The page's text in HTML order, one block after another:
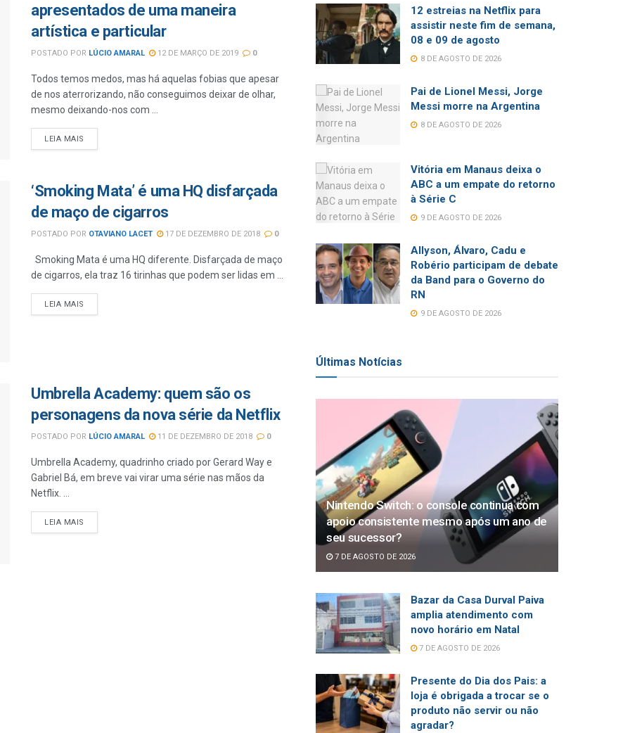
apresentados de uma maneira
artística e particular
POSTADO POR LÚCIO AMARAL 12 DE MARÇO DE 2019 0
Todos temos medos, mas há aquelas fobias que apesar
de nos aterrorizando, não conseguimos deixar de olhar,
mesmo deixando-nos com ...
LEIA MAIS
‘Smoking Mata’ é uma HQ disfarçada
de maço de cigarros
POSTADO POR OTAVIANO LACET 17 DE DEZEMBRO DE 2018 0
Smoking Mata é uma HQ diferente. Disfarçada de maço
de cigarros, ela traz 16 tirinhas que podem ser lidas em ...
LEIA MAIS
Umbrella Academy: quem são os
personagens da nova série da Netflix
POSTADO POR LÚCIO AMARAL 11 DE DEZEMBRO DE 2018 0
Umbrella Academy, quadrinho criado por Gerard Way e
Gabriel Bá, em breve vai virar uma série nas mãos da
Netflix. ...
LEIA MAIS
12 estreias na Netflix para
assistir neste fim de semana,
08 e 09 de agosto
8 DE AGOSTO DE 2026
Pai de Lionel Messi, Jorge
Messi morre na Argentina
8 DE AGOSTO DE 2026
Vitória em Manaus deixa o
ABC a um empate do retorno
à Série C
9 DE AGOSTO DE 2026
Allyson, Álvaro, Cadu e
Robério participam de debate
da Band para o Governo do
RN
9 DE AGOSTO DE 2026
Últimas Notícias
Nintendo Switch: o console continua com
apoio consistente mesmo após um ano de
seu sucessor?
7 DE AGOSTO DE 2026
Bazar da Casa Durval Paiva
amplia atendimento com
novo horário em Natal
7 DE AGOSTO DE 2026
Presente do Dia dos Pais: a
loja é obrigada a trocar se o
produto não servir ou não
agradar?